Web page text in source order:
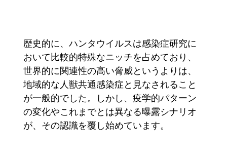
歴史的に、ハンタウイルスは感染症研究に
おいて比較的特殊なニッチを占めており、
世界的に関連性の高い脅威というよりは、
地域的な人獣共通感染症と見なされること
が一般的でした。しかし、疫学的パターン
の変化やこれまでとは異なる曝露シナリオ
が、その認識を覆し始めています。